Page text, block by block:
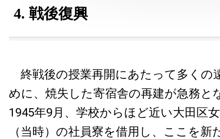
4. 戦後復興
終戦後の授業再開にあたって多くの
めに、焼失した寄宿舎の再建が急務と
1945年9月、学校からほど近い大田区
（当時）の社員寮を借用し、ここを新